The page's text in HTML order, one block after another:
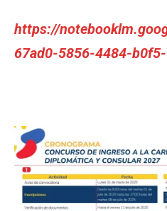
https://
67ad0-5856-4484-